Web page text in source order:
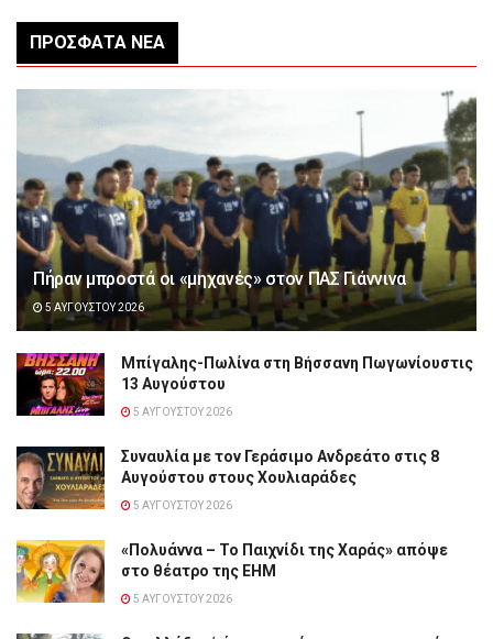
ΠΡΌΣΦΑΤΑ ΝΈΑ
Πήραν μπροστά οι «μηχανές» στον ΠΑΣ Γιάννινα
5 ΑΥΓΟΎΣΤΟΥ 2026
Μπίγαλης-Πωλίνα στη Βήσσανη Πωγωνίουστις
13 Αυγούστου
5 ΑΥΓΟΎΣΤΟΥ 2026
Συναυλία με τον Γεράσιμο Ανδρεάτο στις 8
Αυγούστου στους Χουλιαράδες
5 ΑΥΓΟΎΣΤΟΥ 2026
«Πολυάννα – Το Παιχνίδι της Χαράς» απόψε
στο θέατρο της ΕΗΜ
5 ΑΥΓΟΎΣΤΟΥ 2026